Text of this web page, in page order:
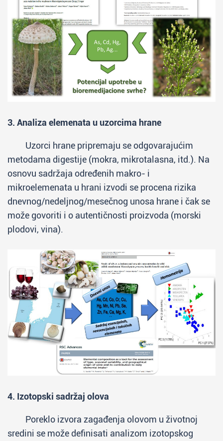
3. Analiza elemenata u uzorcima hrane
Uzorci hrane pripremaju se odgovarajućim
metodama digestije (mokra, mikrotalasna, itd.). Na
osnovu sadržaja određenih makro- i
mikroelemenata u hrani izvodi se procena rizika
dnevnog/nedeljnog/mesečnog unosa hrane i čak se
može govoriti i o autentičnosti proizvoda (morski
plodovi, vina).
4. Izotopski sadržaj olova
Poreklo izvora zagađenja olovom u životnoj
sredini se može definisati analizom izotopskog